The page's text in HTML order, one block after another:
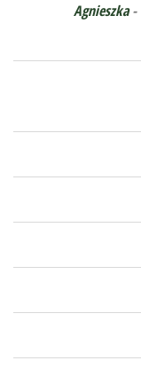
Agnieszka-